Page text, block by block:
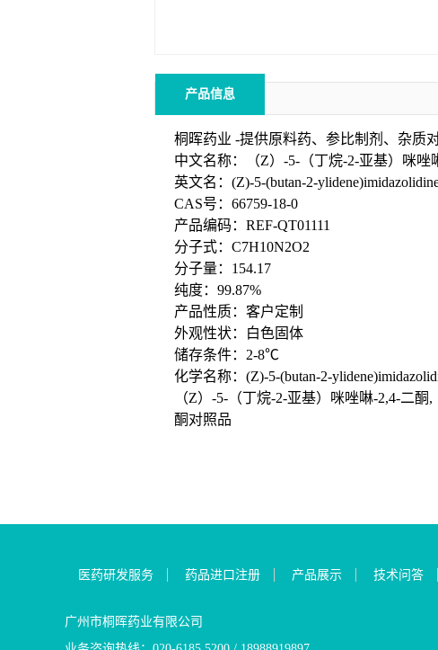
产品信息
桐晖药业 -提供原料药、参比制剂、杂质
中文名称：（Z）-5-（丁烷-2-亚基）咪唑
英文名：(Z)-5-(butan-2-
CAS号：66759-18-0
产品编码：REF-QT01111
分子式：C7H10N2O2
分子量：154.17
纯度：99.87%
产品性质：客户定制
外观性状：白色固体
储存条件：2-8℃
化学名称：(Z)-5-(butan-2-
（Z）-5-（丁烷-2-亚基）咪唑啉-2,4-二
酮对照品
医药研发服务 药品进口注册 产品展示 技术问答
广州市桐晖药业有限公司